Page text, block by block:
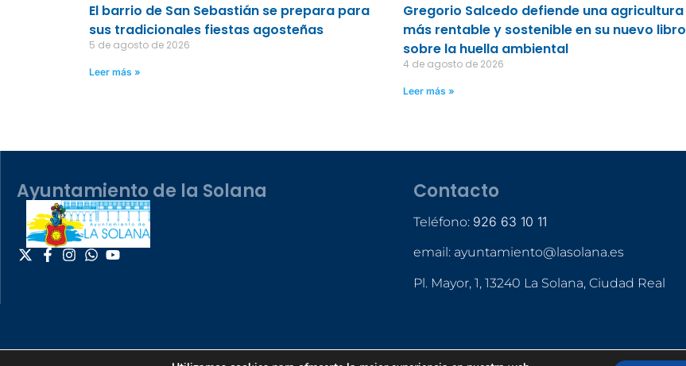
El barrio de San Sebastián se prepara para
sus tradicionales fiestas agosteñas
5 de agosto de 2026
Leer más »
Gregorio Salcedo defiende una agricultura
más rentable y sostenible en su nuevo libro
sobre la huella ambiental
4 de agosto de 2026
Leer más »
Ayuntamiento de la Solana Contacto
Teléfono: 926 63 10 11
email: ayuntamiento@lasolana.es
Pl. Mayor, 1, 13240 La Solana, Ciudad Real